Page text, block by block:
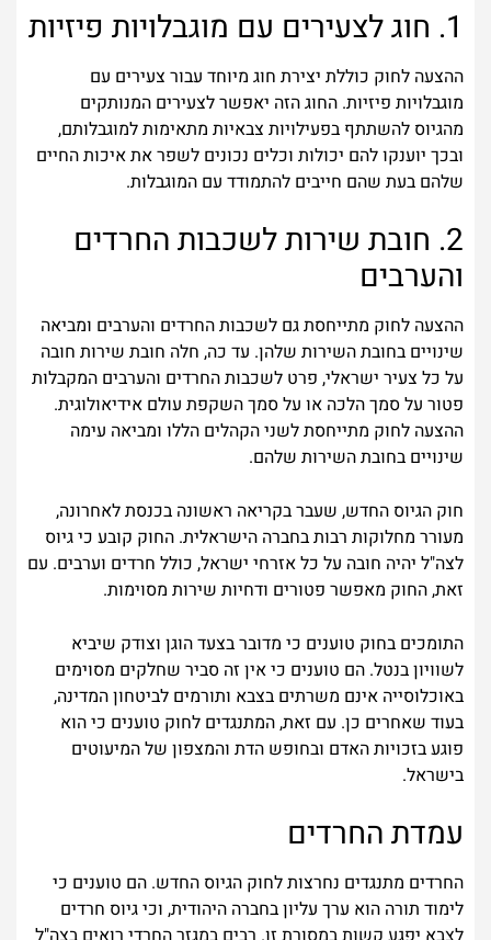
1. חוג לצעירים עם מוגבלויות פיזיות
ההצעה לחוק כוללת יצירת חוג מיוחד עבור צעירים עם
מוגבלויות פיזיות. החוג הזה יאפשר לצעירים המנותקים
מהגיוס להשתתף בפעילויות צבאיות מתאימות למוגבלותם,
ובכך יוענקו להם יכולות וכלים נכונים לשפר את איכות החיים
שלהם בעת שהם חייבים להתמודד עם המוגבלות.
2. חובת שירות לשכבות החרדים
והערבים
ההצעה לחוק מתייחסת גם לשכבות החרדים והערבים ומביאה
שינויים בחובת השירות שלהן. עד כה, חלה חובת שירות חובה
על כל צעיר ישראלי, פרט לשכבות החרדים והערבים המקבלות
פטור על סמך הלכה או על סמך השקפת עולם אידיאולוגית.
ההצעה לחוק מתייחסת לשני הקהלים הללו ומביאה עימה
שינויים בחובת השירות שלהם.
חוק הגיוס החדש, שעבר בקריאה ראשונה בכנסת לאחרונה,
מעורר מחלוקות רבות בחברה הישראלית. החוק קובע כי גיוס
לצה"ל יהיה חובה על כל אזרחי ישראל, כולל חרדים וערבים. עם
זאת, החוק מאפשר פטורים ודחיות שירות מסוימות.
התומכים בחוק טוענים כי מדובר בצעד הוגן וצודק שיביא
לשוויון בנטל. הם טוענים כי אין זה סביר שחלקים מסוימים
באוכלוסייה אינם משרתים בצבא ותורמים לביטחון המדינה,
בעוד שאחרים כן. עם זאת, המתנגדים לחוק טוענים כי הוא
פוגע בזכויות האדם ובחופש הדת והמצפון של המיעוטים
בישראל.
עמדת החרדים
החרדים מתנגדים נחרצות לחוק הגיוס החדש. הם טוענים כי
לימוד תורה הוא ערך עליון בחברה היהודית, וכי גיוס חרדים